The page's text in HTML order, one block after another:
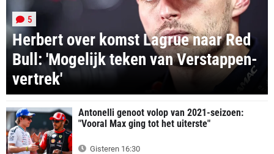
Herbert over komst Lagrue naar Red
Bull: 'Mogelijk teken van Verstappen-
vertrek'
5
Antonelli genoot volop van 2021-seizoen:
"Vooral Max ging tot het uiterste"
Gisteren 16:30